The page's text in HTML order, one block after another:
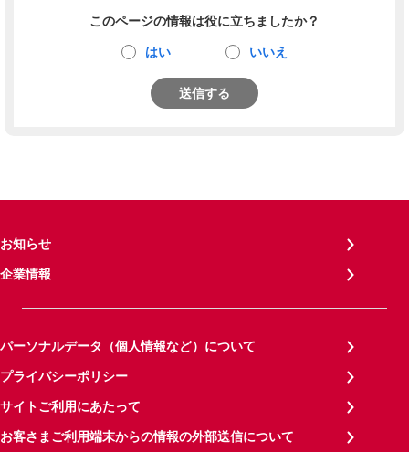
このページの情報は役に立ちましたか？
はい いいえ
送信する
お知らせ
企業情報
パーソナルデータ（個人情報など）について
プライバシーポリシー
サイトご利用にあたって
お客さまご利用端末からの情報の外部送信について